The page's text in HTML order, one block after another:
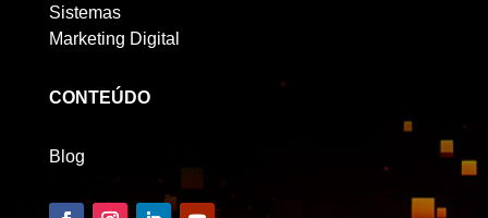
Sistemas
Marketing Digital
CONTEÚDO
Blog